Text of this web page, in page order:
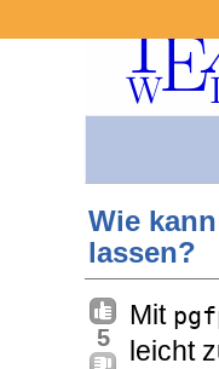
Wie
lassen?
5
Mit
leicht